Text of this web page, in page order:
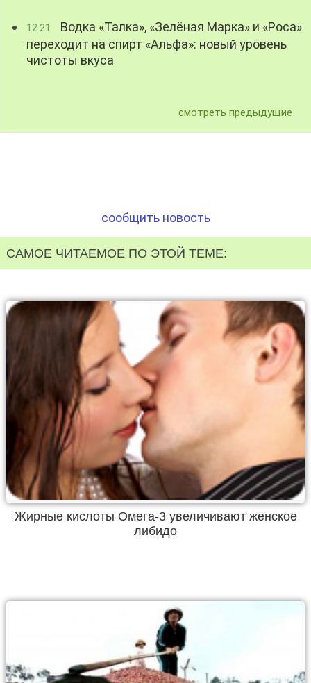
12:21
Водка «Талка», «Зелёная Марка» и «Роса»
переходит на спирт «Альфа»: новый уровень
чистоты вкуса
смотреть предыдущие
сообщить новость
САМОЕ ЧИТАЕМОЕ ПО ЭТОЙ ТЕМЕ:
Жирные кислоты Омега-3 увеличивают женское
либидо